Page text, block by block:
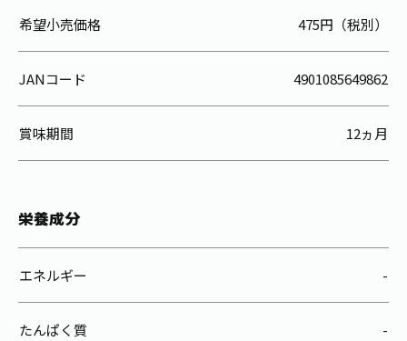
希望小売価格 475円（税別）
JANコード 4901085649862
賞味期間 12ヵ月
栄養成分
エネルギー -
たんぱく質 -